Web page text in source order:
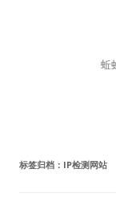
蚯
标签归档： IP检测网站